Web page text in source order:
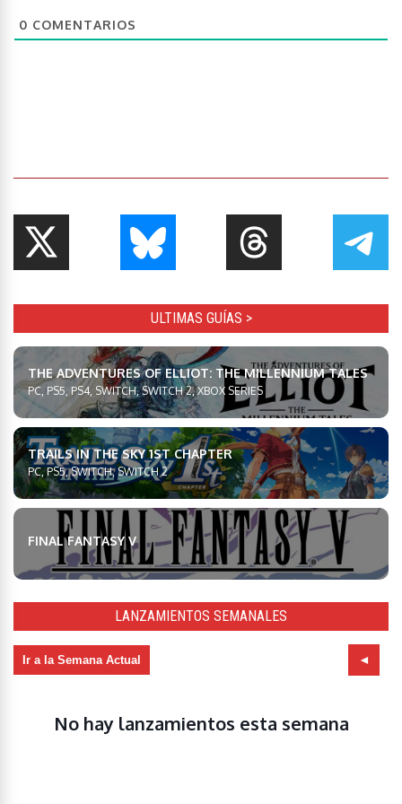
0 COMENTARIOS
ULTIMAS GUÍAS >
THE ADVENTURES OF ELLIOT: THE MILLENNIUM TALES
PC, PS5, PS4, SWITCH, SWITCH 2, XBOX SERIES
TRAILS IN THE SKY 1ST CHAPTER
PC, PS5, SWITCH, SWITCH 2
FINAL FANTASY V
LANZAMIENTOS SEMANALES
Ir a la Semana Actual
No hay lanzamientos esta semana